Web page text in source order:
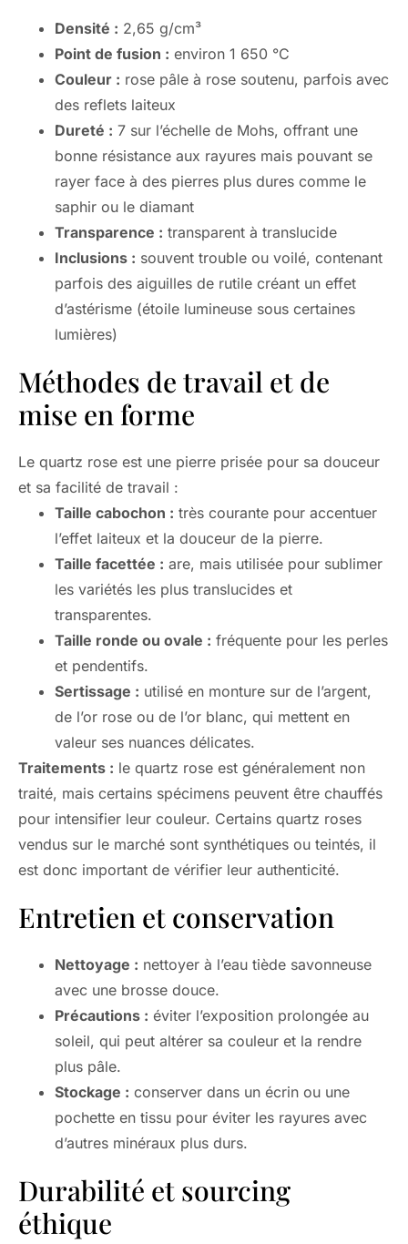
Densité : 2,65 g/cm³
Point de fusion : environ 1 650 °C
Couleur : rose pâle à rose soutenu, parfois avec
des reflets laiteux
Dureté : 7 sur l’échelle de Mohs, offrant une
bonne résistance aux rayures mais pouvant se
rayer face à des pierres plus dures comme le
saphir ou le diamant
Transparence : transparent à translucide
Inclusions : souvent trouble ou voilé, contenant
parfois des aiguilles de rutile créant un effet
d’astérisme (étoile lumineuse sous certaines
lumières)
Méthodes de travail et de
mise en forme
Le quartz rose est une pierre prisée pour sa douceur
et sa facilité de travail :
Taille cabochon : très courante pour accentuer
l’effet laiteux et la douceur de la pierre.
Taille facettée : are, mais utilisée pour sublimer
les variétés les plus translucides et
transparentes.
Taille ronde ou ovale : fréquente pour les perles
et pendentifs.
Sertissage : utilisé en monture sur de l’argent,
de l’or rose ou de l’or blanc, qui mettent en
valeur ses nuances délicates.
Traitements : le quartz rose est généralement non
traité, mais certains spécimens peuvent être chauffés
pour intensifier leur couleur. Certains quartz roses
vendus sur le marché sont synthétiques ou teintés, il
est donc important de vérifier leur authenticité.
Entretien et conservation
Nettoyage : nettoyer à l’eau tiède savonneuse
avec une brosse douce.
Précautions : éviter l’exposition prolongée au
soleil, qui peut altérer sa couleur et la rendre
plus pâle.
Stockage : conserver dans un écrin ou une
pochette en tissu pour éviter les rayures avec
d’autres minéraux plus durs.
Durabilité et sourcing
éthique